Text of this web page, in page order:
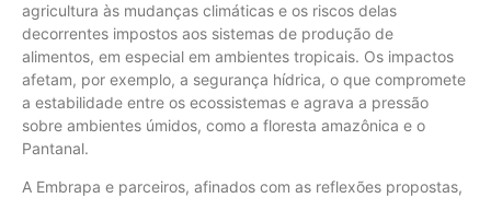
agricultura às mudanças climáticas e os riscos delas
decorrentes impostos aos sistemas de produção de
alimentos, em especial em ambientes tropicais. Os impactos
afetam, por exemplo, a segurança hídrica, o que compromete
a estabilidade entre os ecossistemas e agrava a pressão
sobre ambientes úmidos, como a floresta amazônica e o
Pantanal.
A Embrapa e parceiros, afinados com as reflexões propostas,